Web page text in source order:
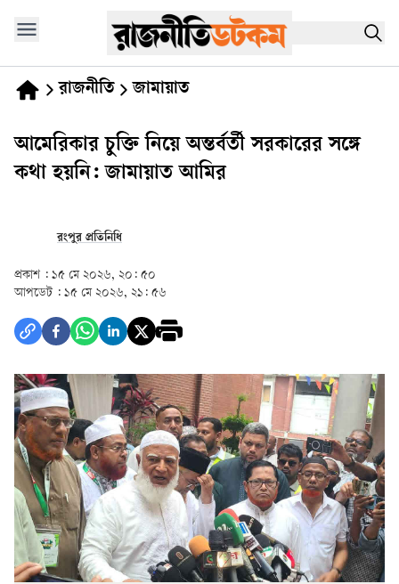
রাজনীতি জামায়াত
আমেরিকার চুক্তি নিয়ে অন্তর্বর্তী সরকারের সঙ্গে
কথা হয়নি: জামায়াত আমির
রংপুর প্রতিনিধি
প্রকাশ : ১৫ মে ২০২৬, ২০: ৫০
আপডেট : ১৫ মে ২০২৬, ২১: ৫৬